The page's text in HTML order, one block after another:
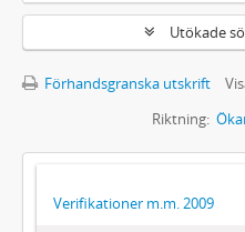
Utökade
Förhandsgranska utskrift
Riktning:
Verifikationer m.m. 2009